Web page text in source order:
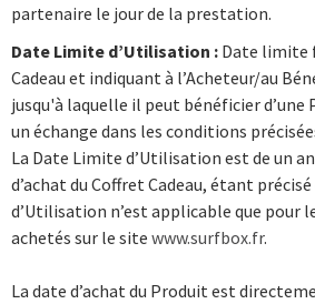
partenaire le jour de la prestation.
Date Limite d’Utilisation : Date limite
Cadeau et indiquant à l’Acheteur/au
jusqu'à laquelle il peut bénéficier
un échange dans les conditions
La Date Limite d’Utilisation est de un
d’achat du Coffret Cadeau, étant
d’Utilisation n’est applicable que pour
achetés sur le site www.surfbox.fr.
La date d’achat du Produit est